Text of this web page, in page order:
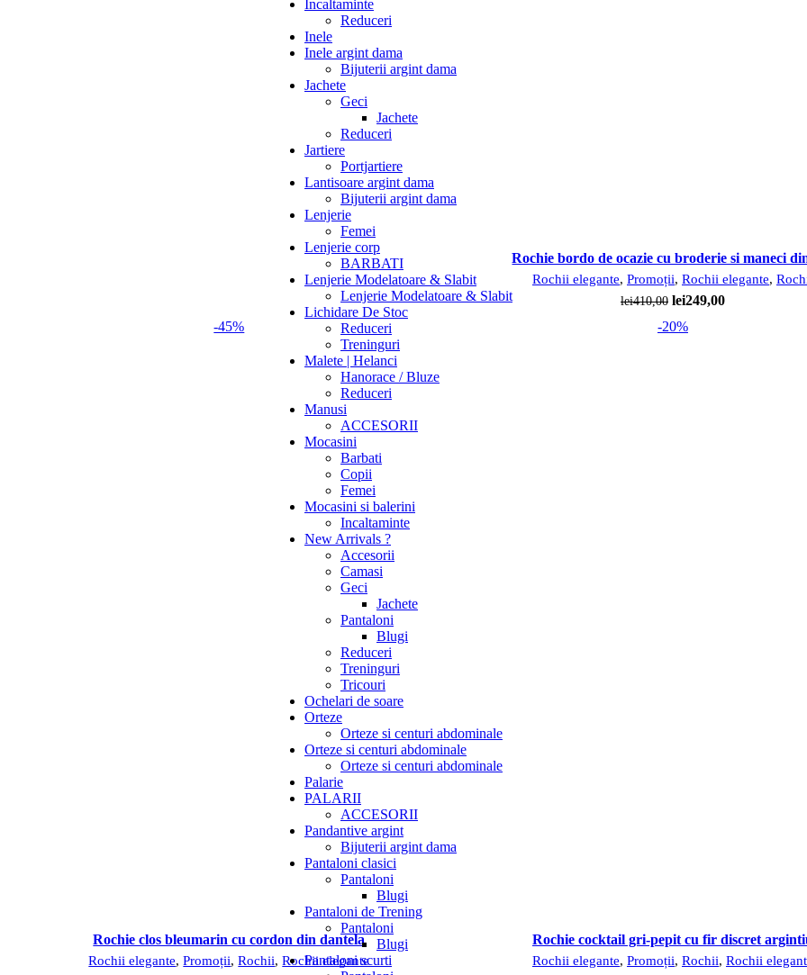
Incaltaminte
Reduceri
Inele
Inele argint dama
Bijuterii argint dama
Jachete
Geci
Jachete
Reduceri
Jartiere
Portjartiere
Lantisoare argint dama
Bijuterii argint dama
Lenjerie
Femei
Lenjerie corp
BARBATI
Lenjerie Modelatoare & Slabit
Lenjerie Modelatoare & Slabit
Lichidare De Stoc
Reduceri
Treninguri
Malete | Helanci
Hanorace / Bluze
Reduceri
Manusi
ACCESORII
Mocasini
Barbati
Copii
Femei
Mocasini si balerini
Incaltaminte
New Arrivals ?
Accesorii
Camasi
Geci
Jachete
Pantaloni
Blugi
Reduceri
Treninguri
Tricouri
Ochelari de soare
Orteze
Orteze si centuri abdominale
Orteze si centuri abdominale
Orteze si centuri abdominale
Palarie
PALARII
ACCESORII
Pandantive argint
Bijuterii argint dama
Pantaloni clasici
Pantaloni
Blugi
Pantaloni de Trening
Pantaloni
Blugi
Pantaloni scurti
Rochie bordo de ocazie cu broderie si maneci
Rochii elegante, Promoții, Rochii elegante,
lei410,00 Prețul
a
lei249,00Prețul
-45%
Compare
Rochie clos bleumarin cu cordon din dantela
Rochii elegante,Promoții,Rochii,Rochii elegante
-20%
Rochie cocktail gri-pepit cu fir discret
Rochii elegante, Promoții, Rochii, Rochii